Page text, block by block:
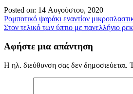
Posted on: 14 Αυγούστου, 2020
Πλοήγηση
άρθρων
Ρομποτικό ψαράκι εναντίον
Στον τελικό των ύπτιο με πανελλήνιο
Αφήστε μια απάντηση
Η ηλ. διεύθυνση σας δεν δημοσιεύεται.